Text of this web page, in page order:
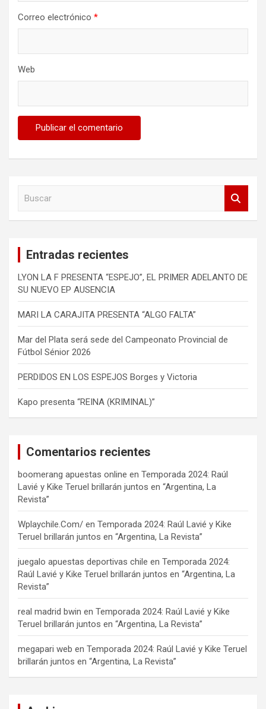
Correo electrónico *
Web
Entradas recientes
LYON LA F PRESENTA “ESPEJO”, EL PRIMER ADELANTO DE
SU NUEVO EP AUSENCIA
MARI LA CARAJITA PRESENTA “ALGO FALTA”
Mar del Plata será sede del Campeonato Provincial de
Fútbol Sénior 2026
PERDIDOS EN LOS ESPEJOS Borges y Victoria
Kapo presenta “REINA (KRIMINAL)”
Comentarios recientes
boomerang apuestas online en Temporada 2024: Raúl
Lavié y Kike Teruel brillarán juntos en “Argentina, La
Revista”
Wplaychile.Com/ en Temporada 2024: Raúl Lavié y Kike
Teruel brillarán juntos en “Argentina, La Revista”
juegalo apuestas deportivas chile en Temporada 2024:
Raúl Lavié y Kike Teruel brillarán juntos en “Argentina, La
Revista”
real madrid bwin en Temporada 2024: Raúl Lavié y Kike
Teruel brillarán juntos en “Argentina, La Revista”
megapari web en Temporada 2024: Raúl Lavié y Kike Teruel
brillarán juntos en “Argentina, La Revista”